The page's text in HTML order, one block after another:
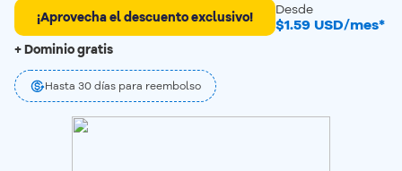
¡Aprovecha el descuento exclusivo! Desde
$1.59 USD/mes*
+ Dominio gratis
Hasta 30 días para reembolso